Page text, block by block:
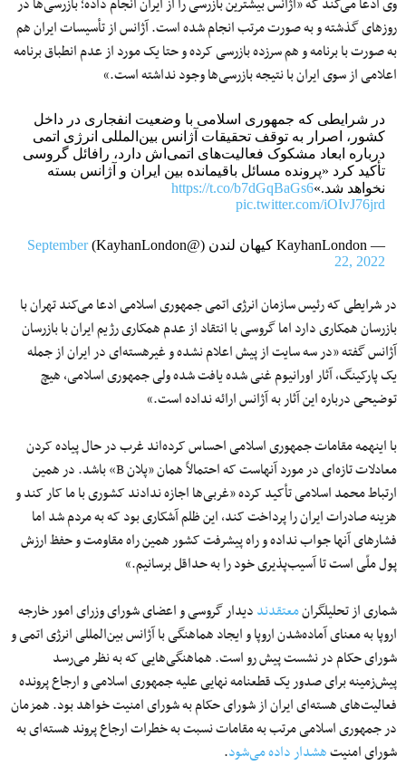
وی ادعا می‌کند که «آژانس بیشترین بازرسی را از ایران انجام داده؛ بازرسی‌ها در
روزهای گذشته و به صورت مرتب انجام شده است. آژانس از تأسیسات ایران هم
به صورت با برنامه و هم سرزده بازرسی کرده و حتا یک مورد از عدم انطباق برنامه
اعلامی از سوی ایران با نتیجه بازرسی‌ها وجود نداشته است.»
در شرایطی که جمهوری اسلامی با وضعیت انفجاری در داخل
کشور، اصرار به توقف تحقیقات آژانس بین‌المللی انرژی اتمی
درباره ابعاد مشکوک فعالیت‌های اتمی‌اش دارد، رافائل گروسی
تأکید کرد «پرونده مسائل باقیمانده بین ایران و آژانس بسته
نخواهد شد.»https://t.co/b7dGqBaGs6
pic.twitter.com/iOIvJ76jrd
— KayhanLondon کیهان لندن (@KayhanLondon)
September
22, 2022
در شرایطی که رئیس سازمان انرژی اتمی جمهوری اسلامی ادعا می‌کند تهران با
بازرسان همکاری دارد اما گروسی با انتقاد از عدم همکاری رژیم ایران با بازرسان
آژانس گفته «در سه سایت از پیش اعلام نشده و غیرهسته‌ای در ایران از جمله
یک پارکینگ، آثار اورانیوم غنی شده یافت شده ولی جمهوری اسلامی، هیچ
توضیحی درباره این آثار به آژانس ارائه نداده است.»
با اینهمه مقامات جمهوری اسلامی احساس کرده‌اند غرب در حال پیاده‌ کردن
معادلات تازه‌ای در مورد آنهاست که احتمالاً همان «پلان B» باشد. در همین
ارتباط محمد اسلامی تأکید کرده «غربی‌ها اجازه ندادند کشوری با ما کار کند و
هزینه صادرات ایران را پرداخت کند، این ظلم آشکاری بود که به مردم شد اما
فشارهای آنها جواب نداده و راه پیشرفت کشور همین راه مقاومت و حفظ ارزش
پول ملّی است تا آسیب‌پذیری خود را به حداقل برسانیم.»
شماری از تحلیلگرانمعتقدنددیدار گروسی و اعضای شورای وزرای امور خارجه
اروپا به معنای آماده‌شدن اروپا و ایجاد هماهنگی با آژانس بین‌المللی انرژی اتمی و
شورای حکام در نشست پیش‌ رو است. هماهنگی‌هایی که به نظر می‌رسد
پیش‌زمینه برای صدور یک قطعنامه نهایی علیه جمهوری اسلامی و ارجاع پرونده
فعالیت‌های هسته‌ای ایران از شورای حکام به شورای امنیت خواهد بود. همزمان
در جمهوری اسلامی مرتب به مقامات نسبت به خطرات ارجاع پروند هسته‌ای به
شورای امنیتهشدار داده می‌شود.